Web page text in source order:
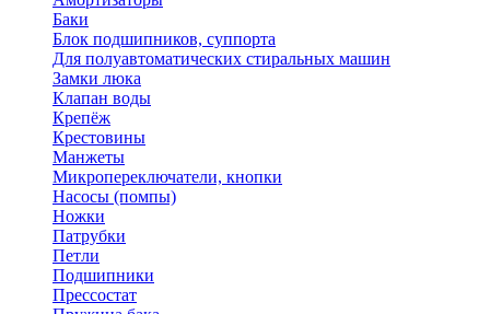
Баки
Блок подшипников, суппорта
Для полуавтоматических стиральных машин
Замки люка
Клапан воды
Крепёж
Крестовины
Манжеты
Микропереключатели, кнопки
Насосы (помпы)
Ножки
Патрубки
Петли
Подшипники
Прессостат